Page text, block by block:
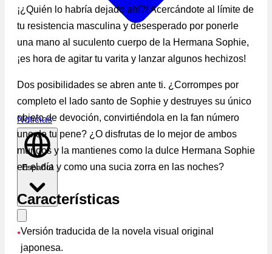
Noticias
Español
¡¿Quién lo habría dejado ahí?! Acercándote al límite de
tu resistencia masculina y desesperado por ponerle
una mano al suculento cuerpo de la Hermana Sophie,
¡es hora de agitar tu varita y lanzar algunos hechizos!
Dos posibilidades se abren ante ti. ¿Corrompes por
completo el lado santo de Sophie y destruyes su único
objeto de devoción, convirtiéndola en la fan número
uno de tu pene? ¿O disfrutas de lo mejor de ambos
mundos y la mantienes como la dulce Hermana Sophie
en el día y como una sucia zorra en las noches?
Características
●Versión traducida de la novela visual original
japonesa.